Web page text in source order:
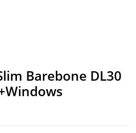
Barebone DL30